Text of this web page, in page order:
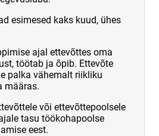
esimesed kaks kuud, ühes
ajal ettevõttes oma
töötab ja õpib. Ettevõte
palka vähemalt riikliku
määras.
või ettevõttepoolsele
tasu töökohapoolse
eest.